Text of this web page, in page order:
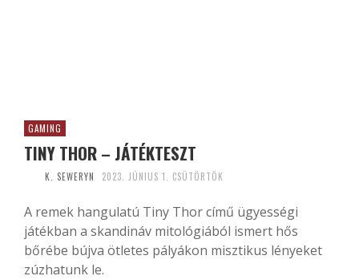
GAMING
TINY THOR – JÁTÉKTESZT
K. SEWERYN 2023. JÚNIUS 1. CSÜTÖRTÖK
A remek hangulatú Tiny Thor című ügyességi
játékban a skandináv mitológiából ismert hős
bőrébe bújva ötletes pályákon misztikus lényeket
zúzhatunk le.